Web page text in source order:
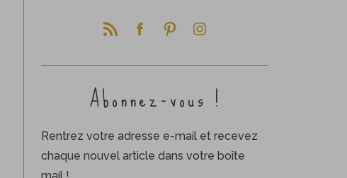
Abonnez-vous !
Rentrez votre adresse e-mail et recevez
chaque nouvel article dans votre boîte